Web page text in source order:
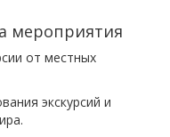
мероприятия
от местных
экскурсий и